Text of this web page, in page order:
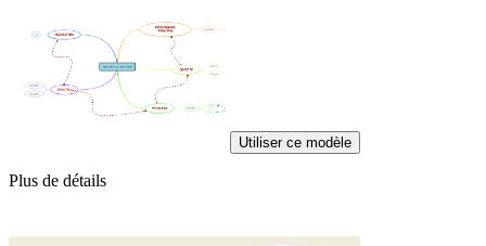
Utiliser ce modèle
Plus de détails